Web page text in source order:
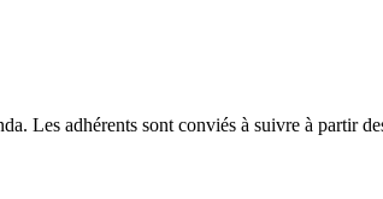
Les adhérents sont conviés à suivre à partir